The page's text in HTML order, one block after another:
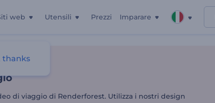
web Utensili Prezzi Imparare
di viaggio di Renderforest. Utilizza i nostri design
thanks